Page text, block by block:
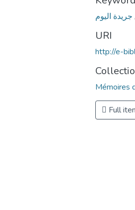
, جريدة اليوم
URI
http://e-
Mémoires
Full